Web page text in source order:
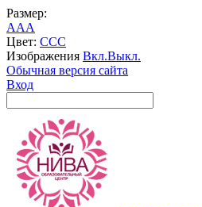
Размер:
AAA
Цвет: CCC
Изображения Вкл.Выкл.
Обычная версия сайта
Вход